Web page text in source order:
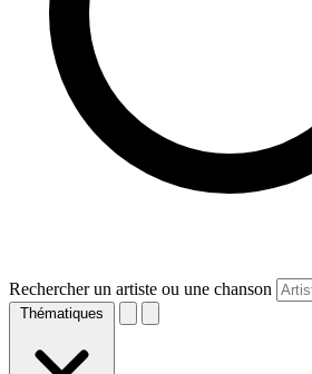
Rechercher un artiste ou une chanson
Thématiques